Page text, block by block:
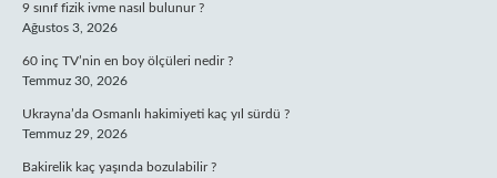
9 sınıf fizik ivme nasıl bulunur ?
Ağustos 3, 2026
60 inç TV’nin en boy ölçüleri nedir ?
Temmuz 30, 2026
Ukrayna’da Osmanlı hakimiyeti kaç yıl sürdü ?
Temmuz 29, 2026
Bakirelik kaç yaşında bozulabilir ?